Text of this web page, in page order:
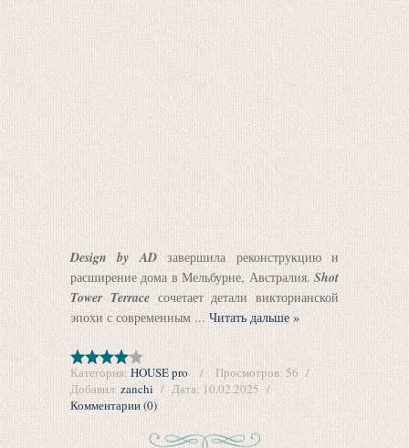
Design by ADзавершила реконструкцию и
расширение дома в Мельбурне, Австралия. Shot
Tower Terraceсочетает детали викторианской
эпохи с современным ... Читать дальше »
Категория: HOUSE pro Просмотров: 56
Добавил: zanchi Дата: 10.02.2025
Комментарии (0)